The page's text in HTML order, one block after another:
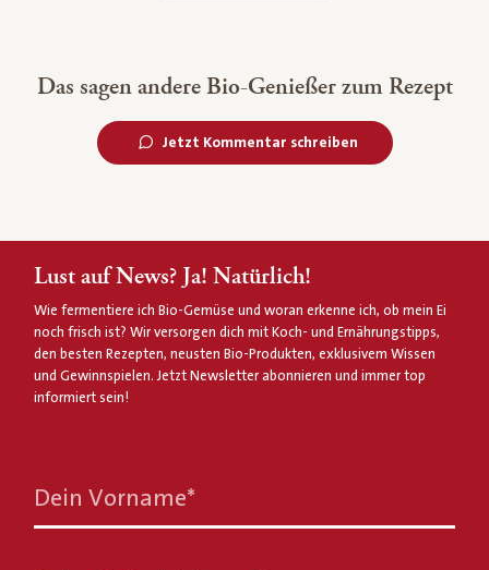
Das sagen andere Bio-Genießer zum Rezept
Jetzt Kommentar schreiben
Lust auf News? Ja! Natürlich!
Wie fermentiere ich Bio-Gemüse und woran erkenne ich, ob mein Ei
noch frisch ist? Wir versorgen dich mit Koch- und Ernährungstipps,
den besten Rezepten, neusten Bio-Produkten, exklusivem Wissen
und Gewinnspielen. Jetzt Newsletter abonnieren und immer top
informiert sein!
Dein Vorname*